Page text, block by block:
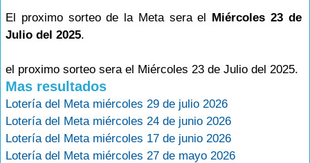
El proximo sorteo de la Meta sera el Miércoles 23 de
Julio del 2025.
el proximo sorteo sera el Miércoles 23 de Julio del 2025.
Mas resultados
Lotería del Meta miércoles 29 de julio 2026
Lotería del Meta miércoles 24 de junio 2026
Lotería del Meta miércoles 17 de junio 2026
Lotería del Meta miércoles 27 de mayo 2026